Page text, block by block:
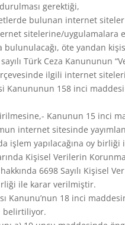
gerektiği,
bulunan internet
sitelerine/uygulamalara
öte yandan
Türk Ceza Kanununun
ilgili internet
158 inci maddesi
Kanunun 15 inci
internet sitesinde
işlem yapılacağına oy
Kişisel Verilerin
6698 Sayılı Kişisel
ile karar verilmiştir.
Kanunu’nun 18 inci
belirtiliyor.